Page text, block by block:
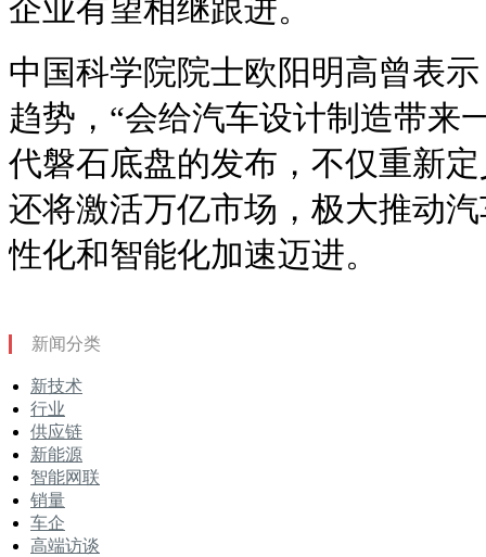
企业有望相继跟进。
中国科学院院士欧阳明高曾表
趋势，“会给汽车设计制造带来
代磐石底盘的发布，不仅重新
还将激活万亿市场，极大推动
性化和智能化加速迈进。
新闻分类
新技术
行业
供应链
新能源
智能网联
销量
车企
高端访谈